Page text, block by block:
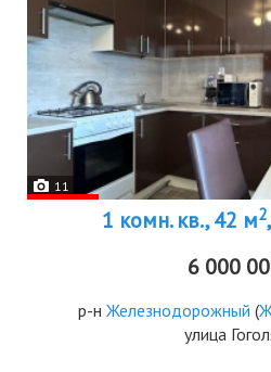
11
1 комн. кв., 42 м2
6 000
р-н Железнодорожный (
улица